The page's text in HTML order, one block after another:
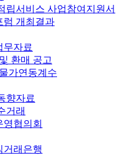
립서비스 사업참여지원서
럼 개최결과
무자료
환매 공고
가연동계수
향자료
거래
영협의회
거래은행